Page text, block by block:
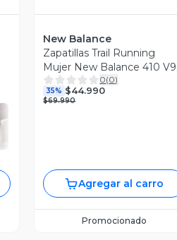
New Balance
Zapatillas Trail Running
Mujer New Balance 410 V9
Negras
0(0)
35% $44.990
$69.990
Agregar al carro
Promocionado